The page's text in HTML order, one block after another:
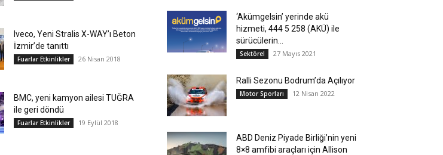
Iveco, Yeni Stralis X-WAY’ı Beton
İzmir’de tanıttı
Fuarlar Etkinlikler 26 Nisan 2018
BMC, yeni kamyon ailesi TUĞRA
ile geri döndü
Fuarlar Etkinlikler 19 Eylül 2018
‘Akümgelsin’ yerinde akü
hizmeti, 444 5 258 (AKÜ) ile
sürücülerin...
Sektörel 27 Mayıs 2021
Ralli Sezonu Bodrum’da Açılıyor
Motor Sporları 12 Nisan 2022
ABD Deniz Piyade Birliği’nin yeni
8×8 amfibi araçları için Allison